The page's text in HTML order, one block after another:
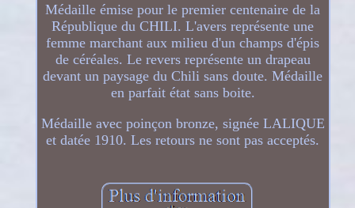
Médaille émise pour le premier centenaire de la
République du CHILI. L'avers représente une
femme marchant aux milieu d'un champs d'épis
de céréales. Le revers représente un drapeau
devant un paysage du Chili sans doute. Médaille
en parfait état sans boite.
Médaille avec poinçon bronze, signée LALIQUE
et datée 1910. Les retours ne sont pas acceptés.